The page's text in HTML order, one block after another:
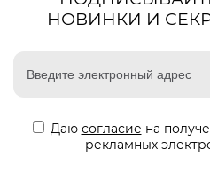
НОВИНКИ И
Даю согласие на
рекламных